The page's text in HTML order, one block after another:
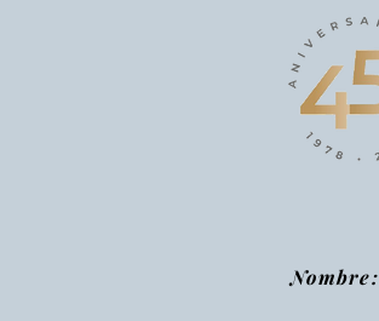
Nombre: